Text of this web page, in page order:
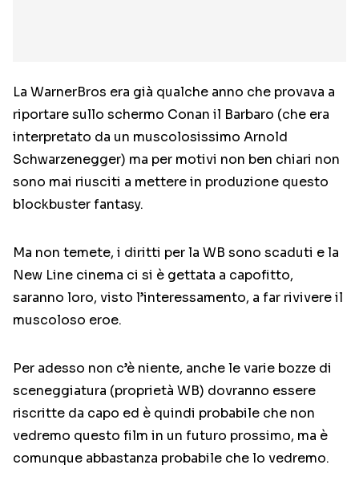
La WarnerBros era già qualche anno che provava a
riportare sullo schermo Conan il Barbaro (che era
interpretato da un muscolosissimo Arnold
Schwarzenegger) ma per motivi non ben chiari non
sono mai riusciti a mettere in produzione questo
blockbuster fantasy.
Ma non temete, i diritti per la WB sono scaduti e la
New Line cinema ci si è gettata a capofitto,
saranno loro, visto l’interessamento, a far rivivere il
muscoloso eroe.
Per adesso non c’è niente, anche le varie bozze di
sceneggiatura (proprietà WB) dovranno essere
riscritte da capo ed è quindi probabile che non
vedremo questo film in un futuro prossimo, ma è
comunque abbastanza probabile che lo vedremo.